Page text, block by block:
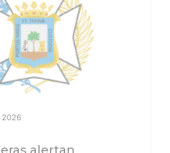
alertan